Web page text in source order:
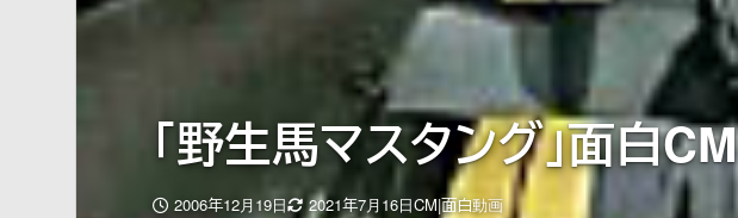
「野生馬マスタング」面白CM
2006年12月19日 2021年7月16日更
CM|面白動画